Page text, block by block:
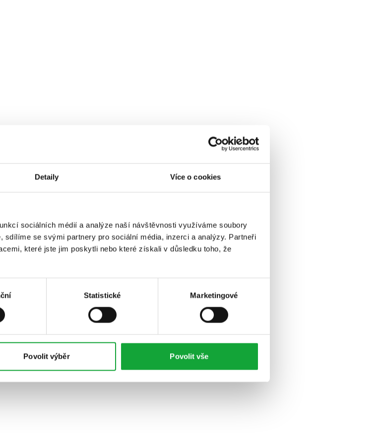
Detaily Více o cookies
sociálních médií a analýze naší návštěvnosti využíváme soubory
sdílíme se svými partnery pro sociální média, inzerci a analýzy. Partneři
které jste jim poskytli nebo které získali v důsledku toho, že
Statistické Marketingové
Povolit výběr Povolit vše